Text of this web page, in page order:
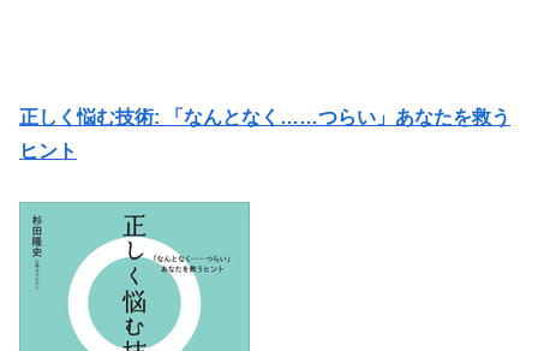
正しく悩む技術: 「なんとなく……つらい」あなたを救う
ヒント